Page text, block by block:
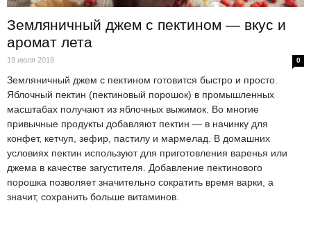
Земляничный джем с пектином — вкус и
аромат лета
19 июля 2019 0
Земляничный джем с пектином готовится быстро и просто.
Яблочный пектин (пектиновый порошок) в промышленных
масштабах получают из яблочных выжимок. Во многие
привычные продукты добавляют пектин — в начинку для
конфет, кетчуп, зефир, пастилу и мармелад. В домашних
условиях пектин используют для приготовления варенья или
джема в качестве загустителя. Добавление пектинового
порошка позволяет значительно сократить время варки, а
значит, сохранить больше витаминов.